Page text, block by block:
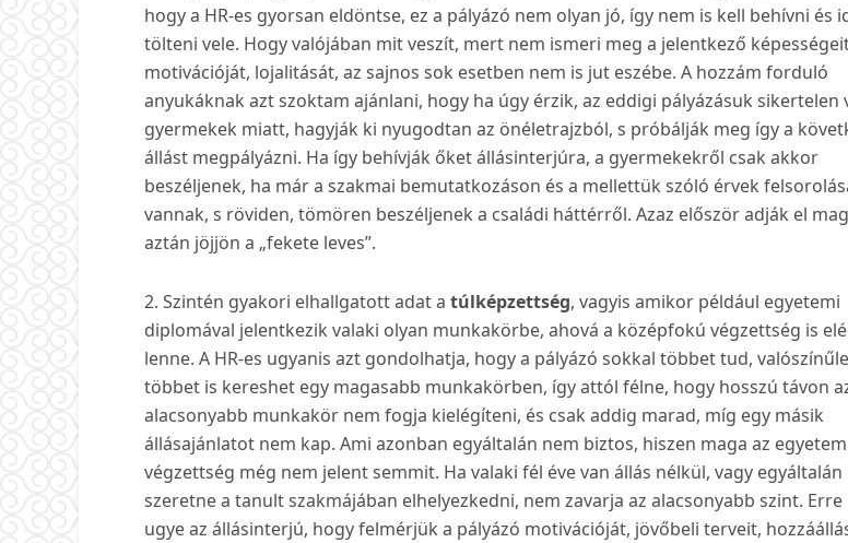
hogy a HR-es gyorsan eldöntse, ez a pályázó nem olyan jó, így nem is kell behívni és
tölteni vele. Hogy valójában mit veszít, mert nem ismeri meg a jelentkező
motivációját, lojalitását, az sajnos sok esetben nem is jut eszébe. A hozzám forduló
anyukáknak azt szoktam ajánlani, hogy ha úgy érzik, az eddigi pályázásuk sikertelen
gyermekek miatt, hagyják ki nyugodtan az önéletrajzból, s próbálják meg így a
állást megpályázni. Ha így behívják őket állásinterjúra, a gyermekekről csak akkor
beszéljenek, ha már a szakmai bemutatkozáson és a mellettük szóló érvek
vannak, s röviden, tömören beszéljenek a családi háttérről. Azaz először adják el
aztán jöjjön a „fekete leves”.
2. Szintén gyakori elhallgatott adat a túlképzettség, vagyis amikor például egyetemi
diplomával jelentkezik valaki olyan munkakörbe, ahová a középfokú végzettség is
lenne. A HR-es ugyanis azt gondolhatja, hogy a pályázó sokkal többet tud,
többet is kereshet egy magasabb munkakörben, így attól félne, hogy hosszú távon
alacsonyabb munkakör nem fogja kielégíteni, és csak addig marad, míg egy másik
állásajánlatot nem kap. Ami azonban egyáltalán nem biztos, hiszen maga az
végzettség még nem jelent semmit. Ha valaki fél éve van állás nélkül, vagy egyáltalán
szeretne a tanult szakmájában elhelyezkedni, nem zavarja az alacsonyabb szint. Erre
ugye az állásinterjú, hogy felmérjük a pályázó motivációját, jövőbeli terveit,